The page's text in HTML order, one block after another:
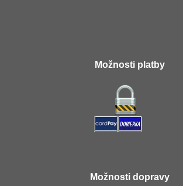
Možnosti platby
Možnosti dopravy